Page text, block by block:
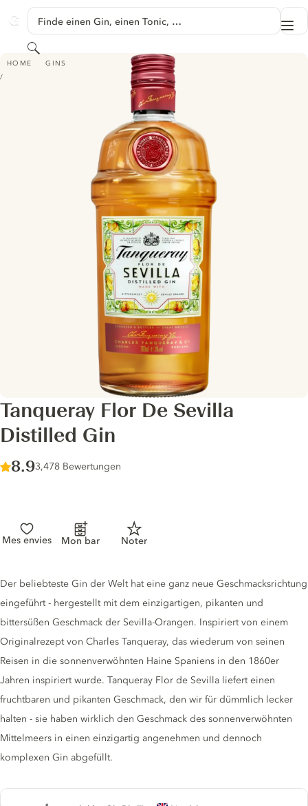
GINVENTORY
Finde einen Gin, einen Tonic, …
Suchen
HOME GINS
TANQUERAY FLOR DE SEVILLA DISTILLED GIN
Tanqueray Flor De Sevilla
Distilled Gin
Score :
8.9/ 10
3,478 Bewertungen
Mes envies Mon bar Noter
Gin description
Der beliebteste Gin der Welt hat eine ganz neue Geschmacksrichtung
eingeführt - hergestellt mit dem einzigartigen, pikanten und
bittersüßen Geschmack der Sevilla-Orangen. Inspiriert von einem
Originalrezept von Charles Tanqueray, das wiederum von seinen
Reisen in die sonnenverwöhnten Haine Spaniens in den 1860er
Jahren inspiriert wurde. Tanqueray Flor de Sevilla liefert einen
fruchtbaren und pikanten Geschmack, den wir für dümmlich lecker
halten - sie haben wirklich den Geschmack des sonnenverwöhnten
Mittelmeers in einen einzigartig angenehmen und dennoch
komplexen Gin abgefüllt.